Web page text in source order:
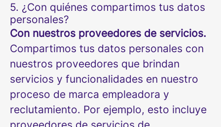
5. ¿Con quiénes compartimos tus datos
personales?
Con nuestros proveedores de servicios.
Compartimos tus datos personales con
nuestros proveedores que brindan
servicios y funcionalidades en nuestro
proceso de marca empleadora y
reclutamiento. Por ejemplo, esto incluye